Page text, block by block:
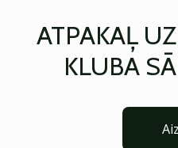
ATPAKAĻ
KLUBA